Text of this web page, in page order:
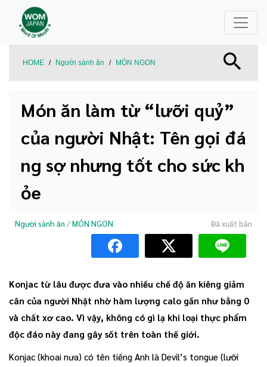
HOME / Người sành ăn / MÓN NGON
Món ăn làm từ “lưỡi quỷ”
của người Nhật: Tên gọi đá
ng sợ nhưng tốt cho sức kh
ỏe
Người sành ăn /MÓN NGON Đã xuất bản
Konjac từ lâu được đưa vào nhiều chế độ ăn kiêng giảm
cân của người Nhật nhờ hàm lượng calo gần như bằng 0
và chất xơ cao. Vì vậy, không có gì lạ khi loại thực phẩm
độc đáo này đang gây sốt trên toàn thế giới.
Konjac (khoai nưa) có tên tiếng Anh là Devil’s tongue (lưỡi